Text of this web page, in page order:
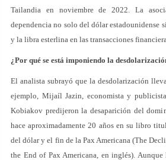
Tailandia en noviembre de 2022. La
dependencia no solo del dólar estadounidense
y la libra esterlina en las transacciones
¿Por qué se está imponiendo la
El analista subrayó que la desdolarización
ejemplo, Mijaíl Jazin, economista y
Kobiakov predijeron la desaparición del
hace aproximadamente 20 años en su libro
del dólar y el fin de la Pax Americana (The
the End of Pax Americana, en inglés).